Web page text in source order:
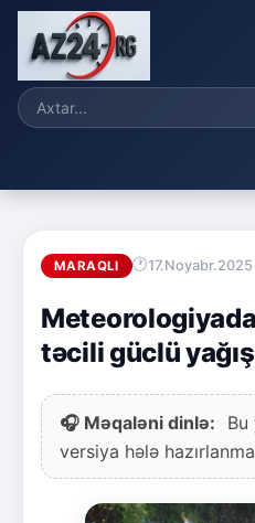
MARAQLI 17.Noyabr.2025
təcili güclü
🎧 Məqaləni dinlə:
Bu
versiya hələ